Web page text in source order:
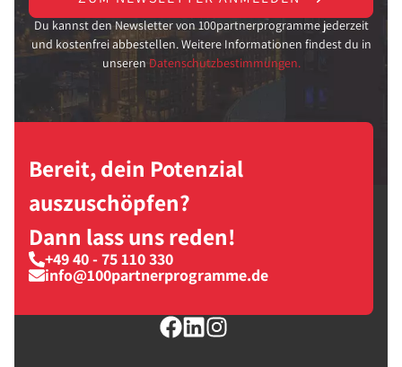
Du kannst den Newsletter von 100partnerprogramme jederzeit
und kostenfrei abbestellen. Weitere Informationen findest du in
unseren Datenschutzbestimmungen.
Bereit, dein Potenzial
auszuschöpfen?
Dann lass uns reden!
+49 40 - 75 110 330
info@100partnerprogramme.de